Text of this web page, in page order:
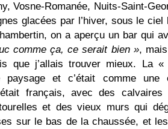
Vosne-Romanée, Nuits-Saint-
glacées par l’hiver, sous le ciel
on a aperçu un bar qui
comme ça, ce serait bien »,
que j’allais trouver mieux. La
paysage et c’était comme une
français, avec des
et des vieux murs qui
sur le bas de la chaussée, et